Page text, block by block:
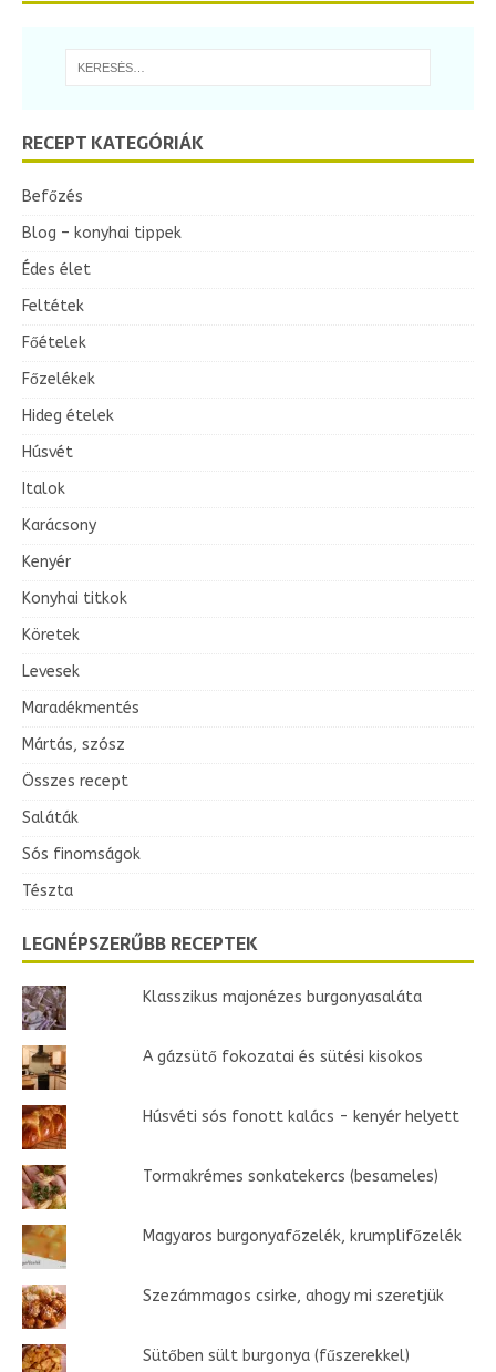
RECEPT KATEGÓRIÁK
Befőzés
Blog – konyhai tippek
Édes élet
Feltétek
Főételek
Főzelékek
Hideg ételek
Húsvét
Italok
Karácsony
Kenyér
Konyhai titkok
Köretek
Levesek
Maradékmentés
Mártás, szósz
Összes recept
Saláták
Sós finomságok
Tészta
LEGNÉPSZERŰBB RECEPTEK
Klasszikus majonézes burgonyasaláta
A gázsütő fokozatai és sütési kisokos
Húsvéti sós fonott kalács - kenyér helyett
Tormakrémes sonkatekercs (besameles)
Magyaros burgonyafőzelék, krumplifőzelék
Szezámmagos csirke, ahogy mi szeretjük
Sütőben sült burgonya (fűszerekkel)